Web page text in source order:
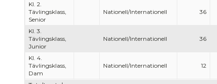
Kl. 2.
Tävlingsklass,
Senior
Nationell/Internationell 36
Kl. 3.
Tävlingsklass,
Junior
Nationell/Internationell 36
Kl. 4.
Tävlingsklass,
Dam
Nationell/Internationell 12